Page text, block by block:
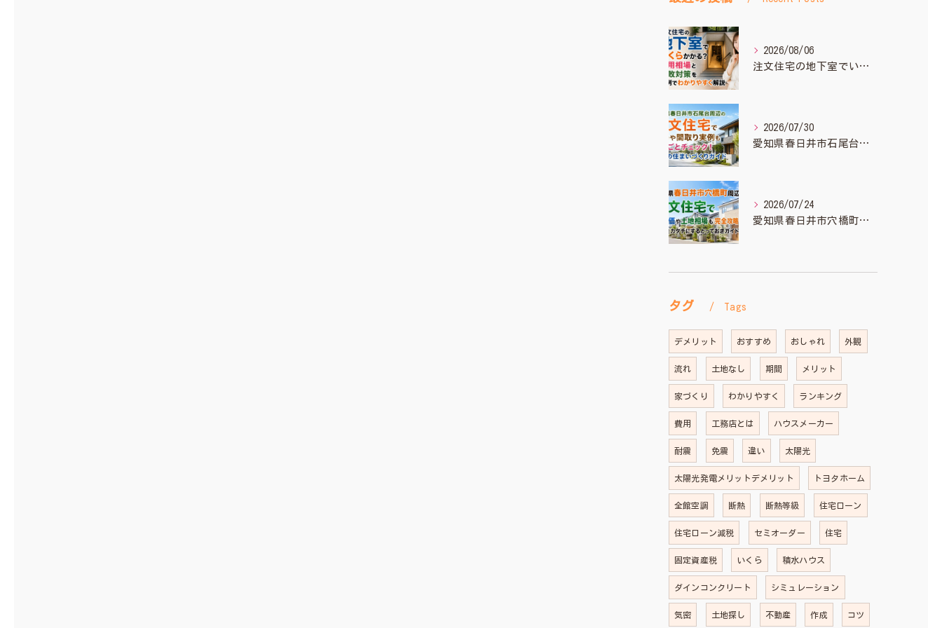
2026/08/06
注文住宅の地下室でいくらかかる？費用相場と失敗対策を実例でわかりやすく解説
2026/07/30
愛知県春日井市石尾台周辺の注文住宅で相場や間取り実例もまるごとチェック！理想の住まいづくりガイド
2026/07/24
愛知県春日井市穴橋町周辺の注文住宅で坪単価や土地相場も完全攻略！理想をカタチにするとっておきガイド
タグ Tags
デメリット おすすめ おしゃれ 外観
流れ 土地なし 期間 メリット
家づくり わかりやすく ランキング
費用 工務店とは ハウスメーカー
耐震 免震 違い 太陽光
太陽光発電メリットデメリット トヨタホーム
全館空調 断熱 断熱等級 住宅ローン
住宅ローン減税 セミオーダー 住宅
固定資産税 いくら 積水ハウス
ダインコンクリート シミュレーション
気密 土地探し 不動産 作成 コツ